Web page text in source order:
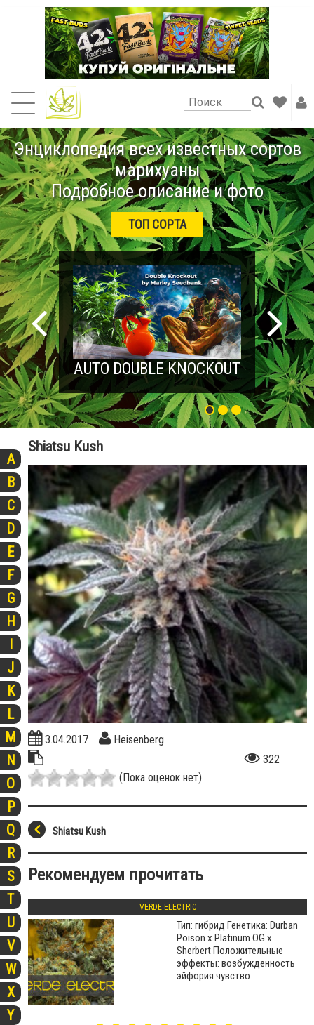
Энциклопедия всех известных сортов
марихуаны
Подробное описание и фото
ТОП СОРТА
AUTO DOUBLE KNOCKOUT
A
B
C
D
E
F
G
H
I
J
K
L
M
N
O
P
Q
R
S
T
U
V
W
X
Y
Shiatsu Kush
3.04.2017
Heisenberg
322
(Пока оценок нет)
Shiatsu Kush
Рекомендуем прочитать
VERDE ELECTRIC
Тип: гибрид Генетика: Durban
Poison х Platinum OG х
Sherbert Положительные
эффекты: возбужденность
эйфория чувство